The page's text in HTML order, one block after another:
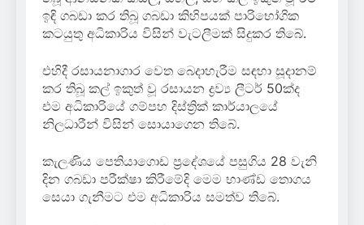
ඉඳි ගබඩා කර තිබූ ගබඩා කිහිපයක් පාරිභෝගික
කටයුතු අධිකාරිය විසින් වැටලීමක් සිදුකර තිබේ.
එහිදී රසායනාගාර වෙත බෙදාහැරීම සඳහා සූදානම්
කර තිබූ කල් ඉකුත් වූ රසායන ද්‍රව්‍ය ලීටර් 50ක්ද
එම අධිකාරියේ ගම්පහ දිස්ත්‍රික් කාර්යාලයේ
නිලධාරීන් විසින් සොයාගෙන තිබේ.
කැලණිය පෙතියාගොඩ ප්‍රදේශයේ පසුගිය 28 වැනි
දින ගබඩා පරීක්ෂා කිරීමේදි මෙම භාණ්ඩ තොගය
සෙයා ගැනීමට එම අධිකාරිය සමත්ව තිබේ.